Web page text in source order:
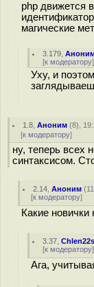
php движется
магические
3.179 ,
[к модератору]
Уху, и
1.8 ,Аноним (8),
[к модератору]
ну, теперь всех
синтаксисом.
2.14 ,Аноним (11
[к модератору]
Какие
3.37 ,
[к модератору]
Ага,